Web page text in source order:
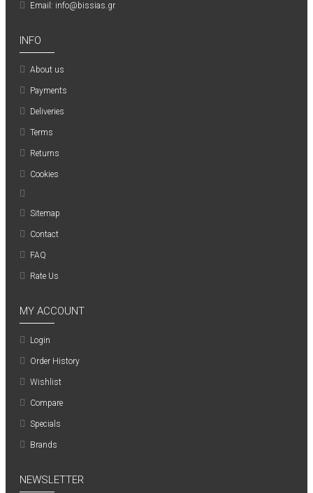
Email: info@bissias.gr
INFO
About us
Payments
Deliveries
Terms
Returns
Cookies
Sitemap
Contact
FAQ
Rate Us
MY ACCOUNT
Login
Order History
Wishlist
Compare
Specials
Brands
NEWSLETTER